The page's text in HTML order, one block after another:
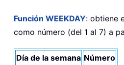
Función WEEKDAY: obtiene
como número (del 1 al 7) a
Día de la semana Número